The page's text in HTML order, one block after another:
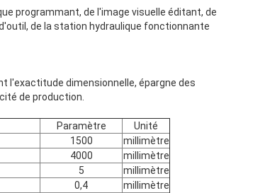
programmant, de l'image visuelle éditant, de
de la station hydraulique fonctionnante
l'exactitude dimensionnelle, épargne des
de production.
Paramètre
Unité
1500
millimètre
4000
millimètre
5
millimètre
0,4
millimètre